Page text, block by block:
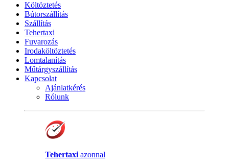
Költöztetés
Bútorszállítás
Szállítás
Tehertaxi
Fuvarozás
Irodaköltöztetés
Lomtalanítás
Műtárgyszállítás
Kapcsolat
Ajánlatkérés
Rólunk
Tehertaxi azonnal